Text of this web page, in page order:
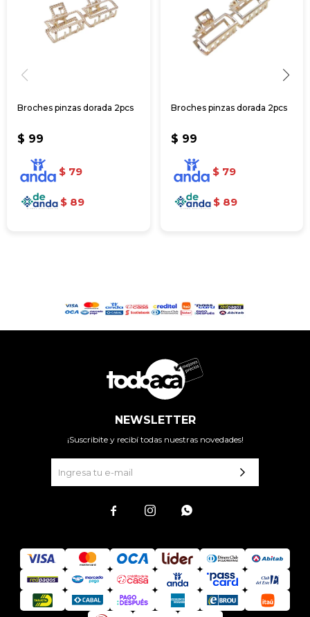
Broches pinzas dorada 2pcs
$ 99
$ 79
$ 89
Broches pinzas dorada 2pcs
$ 99
$ 79
$ 89
NEWSLETTER
¡Suscribite y recibí todas nuestras novedades!
  